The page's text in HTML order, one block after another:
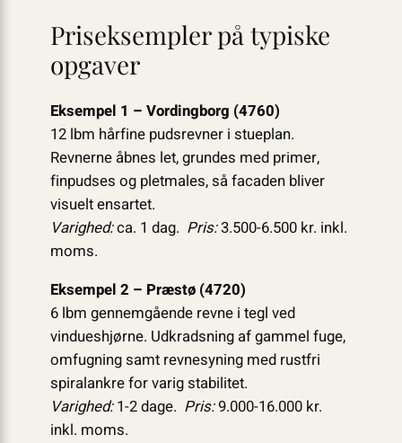
Priseksempler på typiske
opgaver
Eksempel 1 – Vordingborg (4760)
12 lbm hårfine pudsrevner i stueplan.
Revnerne åbnes let, grundes med primer,
finpudses og pletmales, så facaden bliver
visuelt ensartet.
Varighed:ca. 1 dag. Pris:3.500-6.500 kr. inkl.
moms.
Eksempel 2 – Præstø (4720)
6 lbm gennemgående revne i tegl ved
vindueshjørne. Udkradsning af gammel fuge,
omfugning samt revnesyning med rustfri
spiralankre for varig stabilitet.
Varighed:1-2 dage. Pris:9.000-16.000 kr.
inkl. moms.